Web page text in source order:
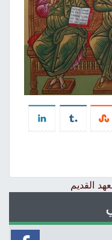
القديم